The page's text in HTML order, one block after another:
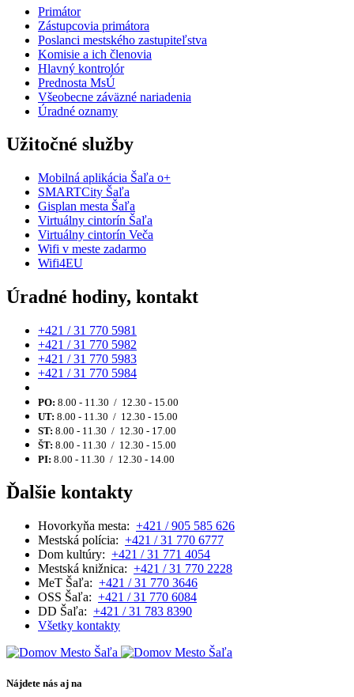
Primátor
Zástupcovia primátora
Poslanci mestského zastupiteľstva
Komisie a ich členovia
Hlavný kontrolór
Prednosta MsÚ
Všeobecne záväzné nariadenia
Úradné oznamy
Užitočné služby
Mobilná aplikácia Šaľa o+
SMARTCity Šaľa
Gisplan mesta Šaľa
Virtuálny cintorín Šaľa
Virtuálny cintorín Veča
Wifi v meste zadarmo
Wifi4EU
Úradné hodiny, kontakt
+421 / 31 770 5981
+421 / 31 770 5982
+421 / 31 770 5983
+421 / 31 770 5984
PO: 8.00 - 11.30 / 12.30 - 15.00
UT: 8.00 - 11.30 / 12.30 - 15.00
ST: 8.00 - 11.30 / 12.30 - 17.00
ŠT: 8.00 - 11.30 / 12.30 - 15.00
PI: 8.00 - 11.30 / 12.30 - 14.00
Ďalšie kontakty
Hovorkyňa mesta: +421 / 905 585 626
Mestská polícia: +421 / 31 770 6777
Dom kultúry: +421 / 31 771 4054
Mestská knižnica: +421 / 31 770 2228
MeT Šaľa: +421 / 31 770 3646
OSS Šaľa: +421 / 31 770 6084
DD Šaľa: +421 / 31 783 8390
Všetky kontakty
Nájdete nás aj na